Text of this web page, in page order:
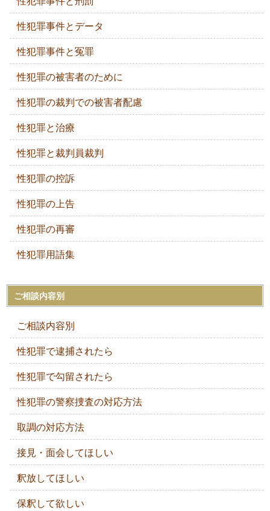
性犯罪事件とデータ
性犯罪事件と冤罪
性犯罪の被害者のために
性犯罪の裁判での被害者配慮
性犯罪と治療
性犯罪と裁判員裁判
性犯罪の控訴
性犯罪の上告
性犯罪の再審
性犯罪用語集
ご相談内容別
ご相談内容別
性犯罪で逮捕されたら
性犯罪で勾留されたら
性犯罪の警察捜査の対応方法
取調の対応方法
接見・面会してほしい
釈放してほしい
保釈して欲しい